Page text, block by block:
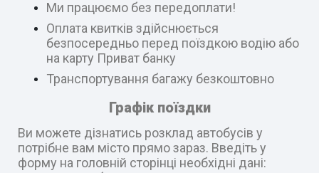
Ми працюємо без передоплати!
Оплата квитків здійснюється
безпосередньо перед поїздкою водію або
на карту Приват банку
Транспортування багажу безкоштовно
Графік поїздки
Ви можете дізнатись розклад автобусів у
потрібне вам місто прямо зараз. Введіть у
форму на головній сторінці необхідні дані: